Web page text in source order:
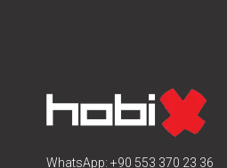
WhatsApp: +90 553 370 23 36